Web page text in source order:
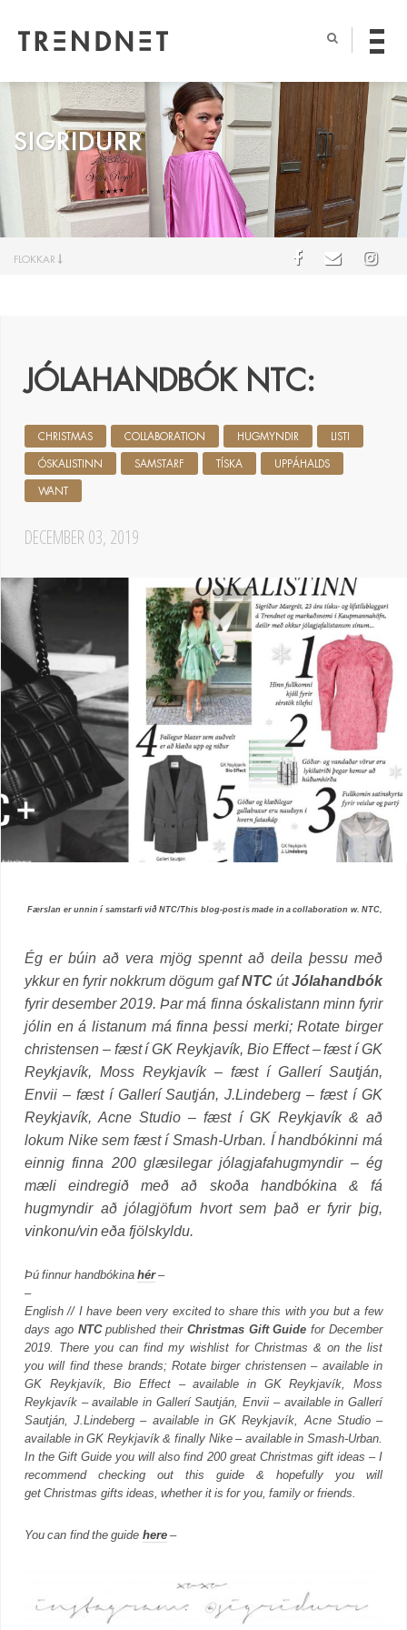
SIGRIDURR
FLOKKAR
JÓLAHANDBÓK NTC:
DECEMBER 03, 2019
CHRISTMAS COLLABORATION HUGMYNDIR LISTI
ÓSKALISTINN SAMSTARF TÍSKA UPPÁHALDS
WANT
Færslan er unnin í samstarfi við NTC/This blog-post is made in a collaboration w. NTC,
Ég er búin að vera mjög spennt að deila þessu með
ykkur en fyrir nokkrum dögum gafNTCútJólahandbók
fyrir desember 2019. Þar má finna óskalistann minn fyrir
jólin en á listanum má finna þessi merki; Rotate birger
christensen – fæst í GK Reykjavík, Bio Effect – fæst í GK
Reykjavík, Moss Reykjavík – fæst í Gallerí Sautján,
Envii – fæst í Gallerí Sautján, J.Lindeberg – fæst í GK
Reykjavík, Acne Studio – fæst í GK Reykjavík & að
lokum Nike sem fæst í Smash-Urban. Í handbókinni má
einnig finna 200 glæsilegar jólagjafahugmyndir – ég
mæli eindregið með að skoða handbókina & fá
hugmyndir að jólagjöfum hvort sem það er fyrir þig,
vinkonu/vin eða fjölskyldu.
Þú finnur handbókina hér–
–
English // I have been very excited to share this with you but a few
days ago NTCpublished their Christmas Gift Guide for December
2019. There you can find my wishlist for Christmas & on the list
you will find these brands; Rotate birger christensen – available in
GK Reykjavík, Bio Effect – available in GK Reykjavík, Moss
Reykjavík – available in Gallerí Sautján, Envii – available in Gallerí
Sautján, J.Lindeberg – available in GK Reykjavík, Acne Studio –
available in GK Reykjavík & finally Nike – available in Smash-Urban.
In the Gift Guide you will also find 200 great Christmas gift ideas – I
recommend checking out this guide & hopefully you will
get Christmas gifts ideas, whether it is for you, family or friends.
You can find the guide here–